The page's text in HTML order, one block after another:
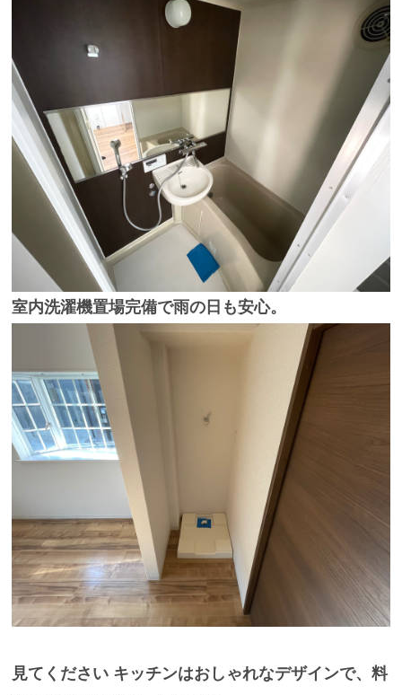
室内洗濯機置場完備で雨の日も安心。
見てください キッチンはおしゃれなデザインで、料